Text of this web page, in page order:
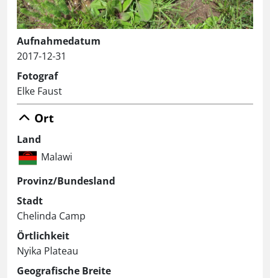
Aufnahmedatum
2017-12-31
Fotograf
Elke Faust
Ort
Land
Malawi
Provinz/Bundesland
Stadt
Chelinda Camp
Örtlichkeit
Nyika Plateau
Geografische Breite